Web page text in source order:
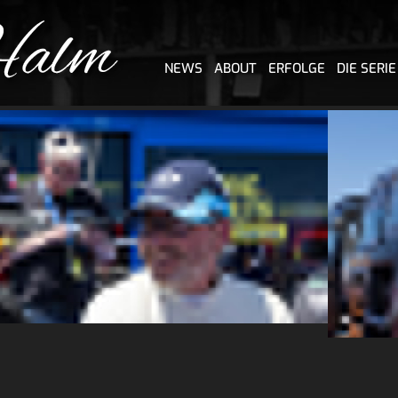
NEWS ABOUT ERFOLGE DIE SERIE